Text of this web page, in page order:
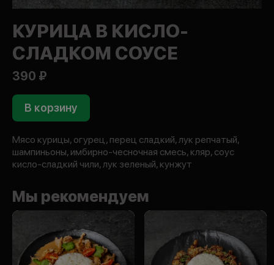
КУРИЦА В КИСЛО-
СЛАДКОМ СОУСЕ
390 ₽
В корзину
Мясо курицы, огурец, перец сладкий, лук репчатый,
шампиньоны, имбирно-чесночная смесь, кляр, соус
кисло-сладкий чили, лук зеленый, кунжут
Мы рекомендуем